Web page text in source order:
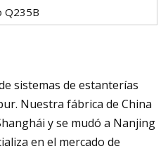
Q235B
sistemas de estanterías
Nuestra fábrica de China
y se mudó a Nanjing
en el mercado de